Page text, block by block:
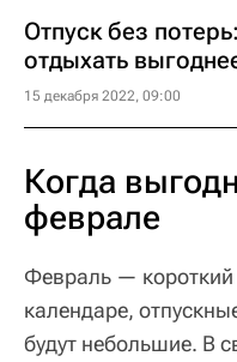
Отпуск без
отдыхать
15 декабря 2022, 09:00
Когда
феврале
Февраль —
календаре,
будут небольшие. В